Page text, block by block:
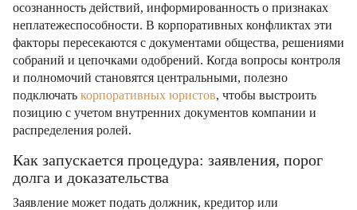
осознанность действий, информированность о признаках
неплатежеспособности. В корпоративных конфликтах эти
факторы пересекаются с документами общества, решениями
собраний и цепочками одобрений. Когда вопросы контроля
и полномочий становятся центральными, полезно
подключать корпоративных юристов, чтобы выстроить
позицию с учетом внутренних документов компании и
распределения ролей.
Как запускается процедура: заявления, порог
долга и доказательства
Заявление может подать должник, кредитор или